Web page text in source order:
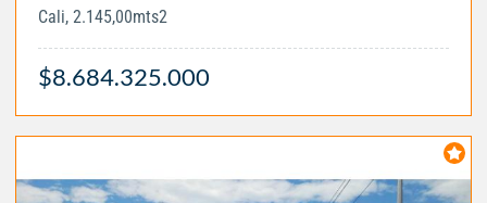
Cali, 2.145,00mts2
$8.684.325.000